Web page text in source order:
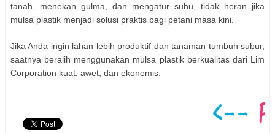
tanah, menekan gulma, dan mengatur suhu, tidak heran jika
mulsa plastik menjadi solusi praktis bagi petani masa kini.
Jika Anda ingin lahan lebih produktif dan tanaman tumbuh subur,
saatnya beralih menggunakan mulsa plastik berkualitas dari Lim
Corporation kuat, awet, dan ekonomis.